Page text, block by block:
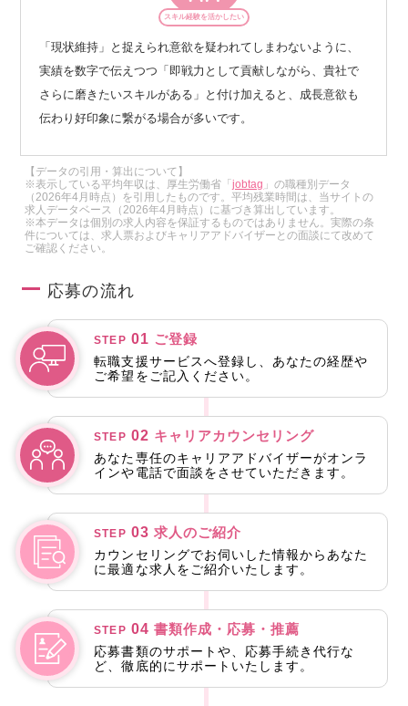
スキル経験を活かしたい
「現状維持」と捉えられ意欲を疑われてしまわないように、
実績を数字で伝えつつ「即戦力として貢献しながら、貴社で
さらに磨きたいスキルがある」と付け加えると、成長意欲も
伝わり好印象に繋がる場合が多いです。
【データの引用・算出について】
※表示している平均年収は、厚生労働省「jobtag 」の職種別データ
（2026年4月時点）を引用したものです。平均残業時間は、当サイトの
求人データベース（2026年4月時点）に基づき算出しています。
※本データは個別の求人内容を保証するものではありません。実際の条
件については、求人票およびキャリアアドバイザーとの面談にて改めて
ご確認ください。
応募の流れ
STEP 01 ご登録
転職支援サービスへ登録し、あなたの経歴や
ご希望をご記入ください。
STEP 02 キャリアカウンセリング
あなた専任のキャリアアドバイザーがオンラ
インや電話で面談をさせていただきます。
STEP 03 求人のご紹介
カウンセリングでお伺いした情報からあなた
に最適な求人をご紹介いたします。
STEP 04 書類作成・応募・推薦
応募書類のサポートや、応募手続き代行な
ど、徹底的にサポートいたします。